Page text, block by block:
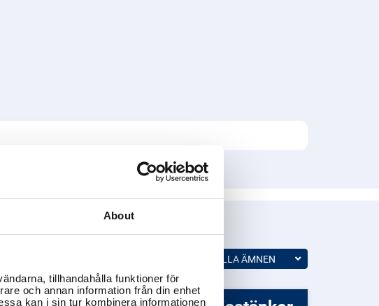
About
tillhandahålla funktioner för
och annan information från din enhet
kan i sin tur kombinera informationen
ALLA ÄMNEN